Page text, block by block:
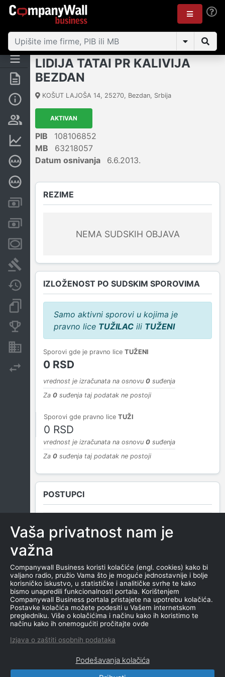
Rezime
Osnovni podaci
Vlasnička struktura
Finansijski podaci
Sertifikat bonitetne izvrsnosti
Dubinska bonitetna ocena
Sudski sporovi
Javne nabavke
Dokumenti i objave
Konkurentske kompanije
Izvoz
LIDIJA TATAI PR KALIVIJA
BEZDAN
KOŠUT LAJOŠA 14, 25270, Bezdan, Srbija
AKTIVAN
PIB
108106852
MB
63218057
Datum osnivanja
6.6.2013.
REZIME
NEMA SUDSKIH OBJAVA
IZLOŽENOST PO SUDSKIM SPOROVIMA
Samo aktivni sporovi u kojima je
pravno lice TUŽILAC ili TUŽENI
Sporovi gde je pravno lice TUŽENI
0 RSD
vrednost je izračunata na osnovu 0 suđenja
Za 0 suđenja taj podatak ne postoji
Sporovi gde pravno lice TUŽI
0 RSD
vrednost je izračunata na osnovu 0 suđenja
Za 0 suđenja taj podatak ne postoji
POSTUPCI
NEMA SUDSKIH OBJAVA
ROČIŠTA
NEMA SUDSKIH OBJAVA
Vaša privatnost nam je
važna
Companywall Business koristi kolačiće (engl. cookies) kako bi
valjano radio, pružio Vama što je moguće jednostavnije i bolje
korisničko iskustvo, u statističke i analitičke svrhe te kako
bismo unapredili funkcionalnosti portala. Korištenjem
Companywall Business portala pristajete na upotrebu kolačića.
Postavke kolačića možete podesiti u Vašem internetskom
pregledniku. Više o kolačićima i načinu kako ih koristimo te
načinu kako ih onemogućiti pročitajte ovde
Izjava o zaštiti osobnih podataka
Podešavanja kolačića